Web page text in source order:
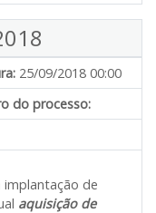
25/09/2018 00:00
do processo:
de
aquisição de